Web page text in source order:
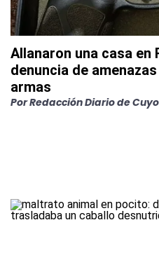
Allanaron una casa en
denuncia de
armas
PorRedacción Diario de Cuyo